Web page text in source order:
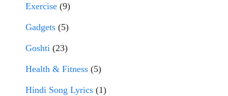
Exercise (9)
Gadgets (5)
Goshti (23)
Health & Fitness (5)
Hindi Song Lyrics (1)